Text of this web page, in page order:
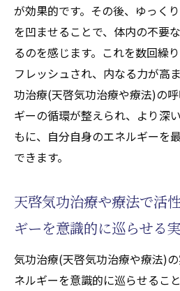
するためのステップバ
初心者向けの気功治
レッスンとその目的
エネルギー改善をサポ
啓気功治療や療法)の
気功治療(天啓気功治
に取り入れるためのヒ
内なる力を感じるため
治療や療法)のテクニ
エネルギーを引き出
気功治療や療法)の集
が効果的です。その後、ゆっく
を凹ませることで、体内の不要
るのを感じます。これを数回繰
フレッシュされ、内なる力が高
功治療(天啓気功治療や療法)の
ギーの循環が整えられ、より深
もに、自分自身のエネルギーを
できます。
天啓気功治療や療法で活
ギーを意識的に巡らせる
気功治療(天啓気功治療や療法)
ネルギーを意識的に巡らせるこ